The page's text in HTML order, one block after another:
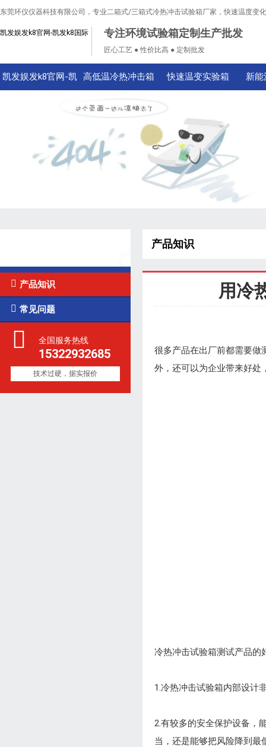
东莞环仪仪器科技有限公司，专业二箱式/三箱式冷热冲击试验箱厂家，快速温度变
凯发娱发k8官网-凯发k8国际 专注环境试验箱定制生产批发
匠心工艺 ● 性价比高 ● 定制批发
凯发娱发k8官网-凯 高低温冷热冲击箱 快速温变实验箱 新
 产品知识
 常见问题
全国服务热线
15322932685
技术过硬，据实报价
产品知识
用冷
很多产品在出厂前都需要做
外，还可以为企业带来好处
冷热冲击试验箱测试产品的
1.冷热冲击试验箱内部设计
2.有较多的安全保护设备，
当，还是能够把风险降到最